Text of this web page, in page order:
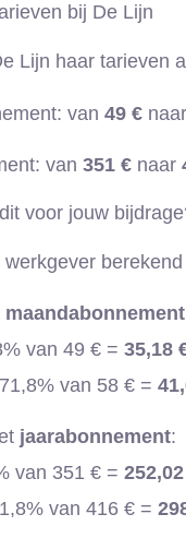
bij De Lijn
Lijn haar tarieven
van 49 €naar
van 351 €naar
voor jouw
maandabonnement
van 49 € = 35,18
van 58 € =
jaarabonnement:
van 351 € =
van 416 € =